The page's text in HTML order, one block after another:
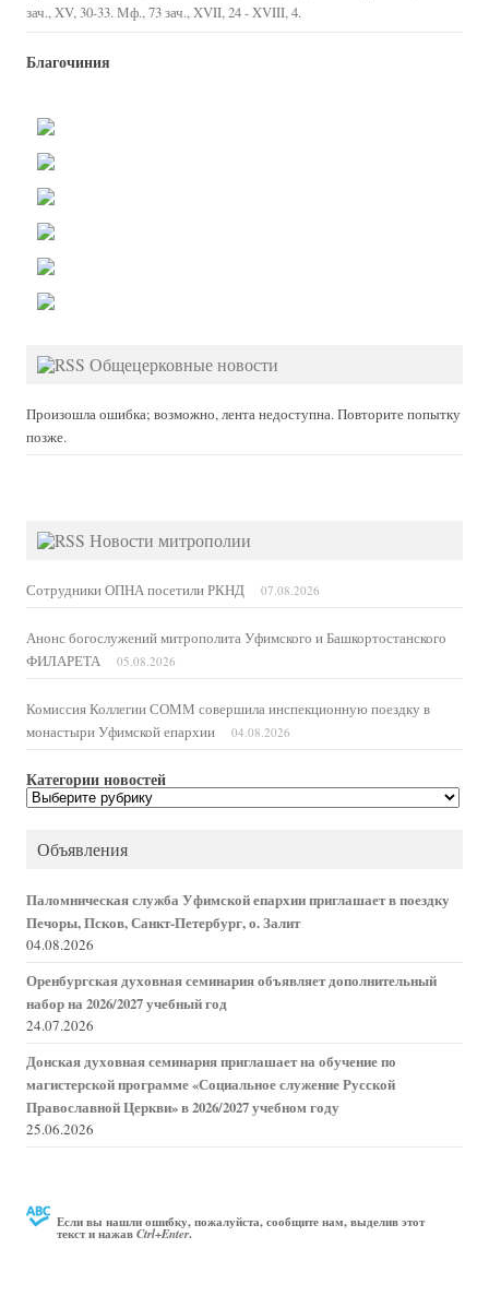
зач., XV, 30-33. Мф., 73 зач., XVII, 24 - XVIII, 4.
Благочиния
Общецерковные новости
Произошла ошибка; возможно, лента недоступна. Повторите попытку
позже.
Новости митрополии
Сотрудники ОПНА посетили РКНД 07.08.2026
Анонс богослужений митрополита Уфимского и Башкортостанского
ФИЛАРЕТА
05.08.2026
Комиссия Коллегии СОММ совершила инспекционную поездку в
монастыри Уфимской епархии
04.08.2026
Категории новостей
Категории
новостей
Объявления
Паломническая служба Уфимской епархии приглашает в поездку
Печоры, Псков, Санкт-Петербург, о. Залит
04.08.2026
Оренбургская духовная семинария объявляет дополнительный
набор на 2026/2027 учебный год
24.07.2026
Донская духовная семинария приглашает на обучение по
магистерской программе «Социальное служение Русской
Православной Церкви» в 2026/2027 учебном году
25.06.2026
Если вы нашли ошибку, пожалуйста, сообщите нам, выделив этот
текст и нажавCtrl+Enter.